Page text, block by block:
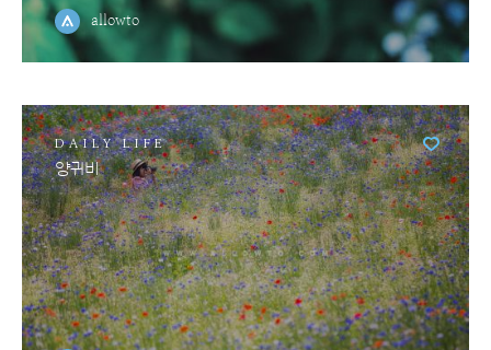
allowto
DAILY LIFE
양귀비